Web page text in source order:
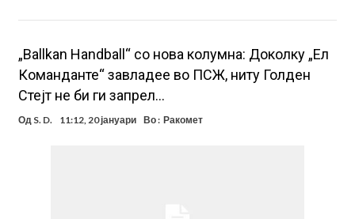
„Ballkan Handball“ со нова колумна: Доколку „Ел
Команданте“ завладее во ПСЖ, ниту Голден
Стејт не би ги запрел…
Од S. D. 11:12, 20 јануари Во : Ракомет